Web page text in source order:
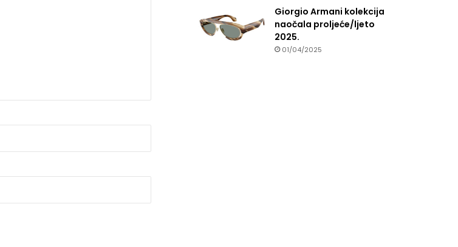
Giorgio Armani kolekcija
naočala proljeće/ljeto
2025.
01/04/2025